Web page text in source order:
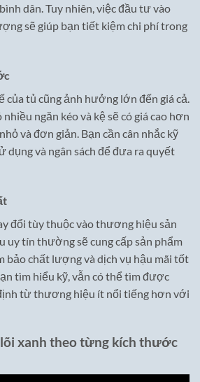
dân. Tuy nhiên, việc đầu tư vào
sẽ giúp bạn tiết kiệm chi phí trong
tủ cũng ảnh hưởng lớn đến giá cả.
ngăn kéo và kệ sẽ có giá cao hơn
và đơn giản. Bạn cần cân nhắc kỹ
dụng và ngân sách để đưa ra quyết
đổi tùy thuộc vào thương hiệu sản
uy tín thường sẽ cung cấp sản phẩm
bảo chất lượng và dịch vụ hậu mãi tốt
tìm hiểu kỹ, vẫn có thể tìm được
từ thương hiệu ít nổi tiếng hơn với
xanh theo từng kích thước